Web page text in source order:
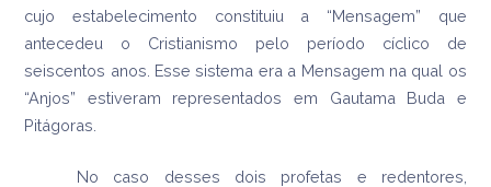
cujo estabelecimento constituiu a “Mensagem” que
antecedeu o Cristianismo pelo período cíclico de
seiscentos anos. Esse sistema era a Mensagem na qual os
“Anjos” estiveram representados em Gautama Buda e
Pitágoras.
No caso desses dois profetas e redentores,